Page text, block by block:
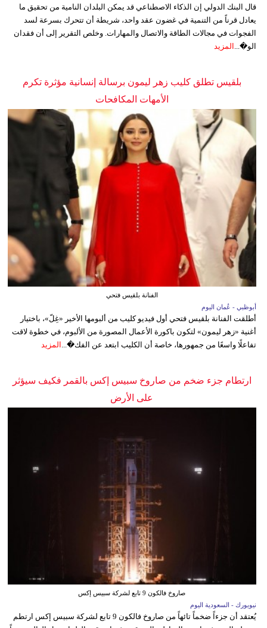
قال البنك الدولي إن الذكاء الاصطناعي قد يمكن البلدان النامية من تحقيق ما
يعادل قرناً من التنمية في غضون عقد واحد، شريطة أن تتحرك بسرعة لسد
الفجوات في مجالات الطاقة والاتصال والمهارات. وخلص التقرير إلى أن فقدان
الو�...
المزيد
بلقيس تطلق كليب زهر ليمون برسالة إنسانية مؤثرة تكرم
الأمهات المكافحات
الفنانة بلقيس فتحي
أبوظبي - عُمان اليوم
أطلقت الفنانة بلقيس فتحي أول فيديو كليب من ألبومها الأخير «غِلّ»، باختيار
أغنية «زهر ليمون» لتكون باكورة الأعمال المصورة من الألبوم، في خطوة لاقت
تفاعلًا واسعًا من جمهورها، خاصة أن الكليب ابتعد عن الفك�... المزيد
ارتطام جزء ضخم من صاروخ سبيس إكس بالقمر فكيف سيؤثر
على الأرض
صاروخ فالكون 9 تابع لشركة سبيس إكس
نيويورك - السعودية اليوم
يُعتقد أن جزءاً ضخماً تائهاً من صاروخ فالكون 9 تابع لشركة سبيس إكس ارتطم